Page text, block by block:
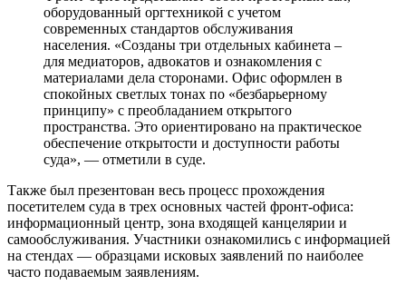
оборудованный оргтехникой с учетом
современных стандартов обслуживания
населения. «Созданы три отдельных кабинета –
для медиаторов, адвокатов и ознакомления с
материалами дела сторонами. Офис оформлен в
спокойных светлых тонах по «безбарьерному
принципу» с преобладанием открытого
пространства. Это ориентировано на практическое
обеспечение открытости и доступности работы
суда», — отметили в суде.
Также был презентован весь процесс прохождения
посетителем суда в трех основных частей фронт-офиса:
информационный центр, зона входящей канцелярии и
самообслуживания. Участники ознакомились с информацией
на стендах — образцами исковых заявлений по наиболее
часто подаваемым заявлениям.